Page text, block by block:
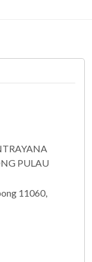
PULAU
11060,